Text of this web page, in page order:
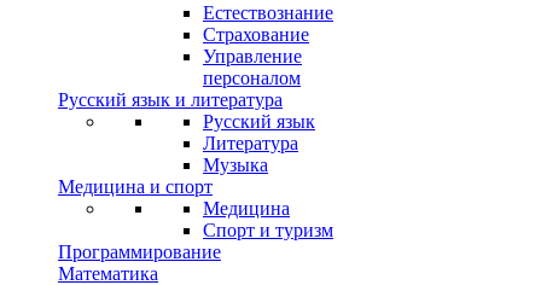
Естествознание
Страхование
Управление
персоналом
Русский язык и литература
Русский язык
Литература
Музыка
Медицина и спорт
Медицина
Спорт и туризм
Программирование
Математика